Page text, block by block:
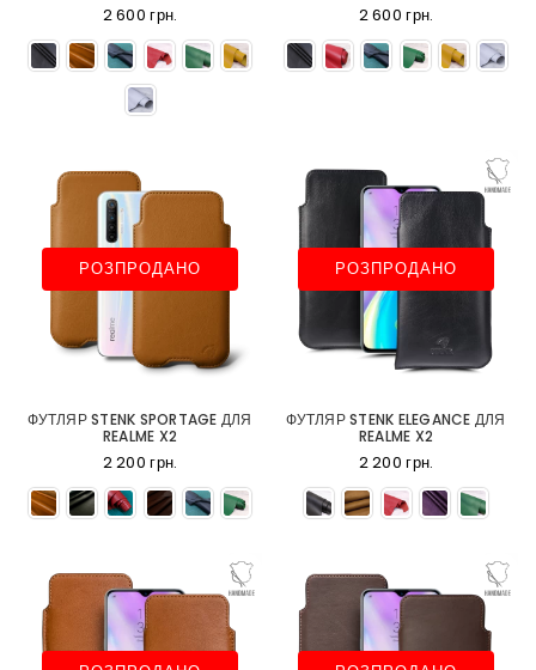
2 600 грн. 2 600 грн.
РОЗПРОДАНО
ФУТЛЯР STENK SPORTAGE ДЛЯ
REALME X2
2 200 грн.
РОЗПРОДАНО
ФУТЛЯР STENK ELEGANCE ДЛЯ
REALME X2
2 200 грн.